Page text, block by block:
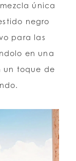
única
negro
para las
en una
un toque de